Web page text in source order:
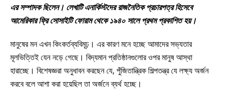
এর সম্পাদক ছিলেন। লেখাটি এনার্কিস্টদের রাজনৈতিক প্রচারপত্র হিসেবে
আমেরিকার ফ্রি সোসাইটি ফোরাম থেকে ১৯৪০ সালে প্রথম প্রকাশিত হয়।
মানুষের মন এখন কিংকর্তব্যবিমূঢ়। এর কারণ মনে হচ্ছে আমাদের সভ্যতার
মূলভিত্তিই যেন নড়ে গেছে। বিদ্যমান প্রতিষ্ঠানগুলোর ওপর মানুষ আস্থা
হারাচ্ছে। বিশেষজ্ঞরা অনুধাবন করছেন যে, পুঁজিতান্ত্রিক শিল্পতন্ত্র যে লক্ষ্য অর্জন
করবে বলে আশা করা হয়েছিল তা অর্জনে ব্যর্থ হচ্ছে।